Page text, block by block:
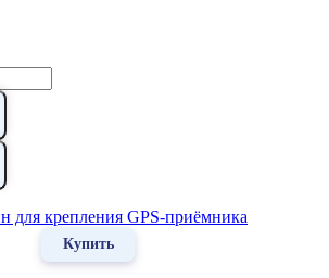
для крепления GPS-приёмника
Купить